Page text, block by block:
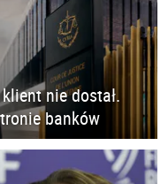
nie dostał.
banków